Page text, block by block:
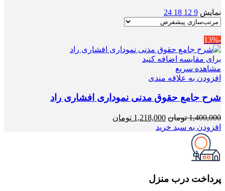
نمایش 9
12
18
24
-13%
برای مقایسه اضافه کنید
مشاهده سریع
افزودن به علاقه مندی
شرح جامع حقوق مدنی نموداری افشاری راد
1,400,000 تومان قیمت
اصلی
1,218,000 تومان
افزودن به سبد خرید
پرداخت درب منزل